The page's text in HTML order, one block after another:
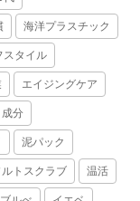
海洋プラスチック
スタイル
エイジングケア
成分
泥パック
ルトスクラブ 温活